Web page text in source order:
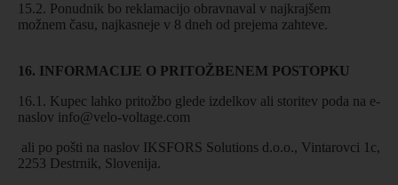
15.2. Ponudnik bo reklamacijo obravnaval v najkrajšem
možnem času, najkasneje v 8 dneh od prejema zahteve.
16. INFORMACIJE O PRITOŽBENEM POSTOPKU
16.1. Kupec lahko pritožbo glede izdelkov ali storitev poda na e-
naslov info@velo-voltage.com
ali po pošti na naslov IKSFORS Solutions d.o.o., Vintarovci 1c,
2253 Destrnik, Slovenija.